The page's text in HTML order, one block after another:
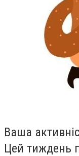
Ваша
Цей тиждень